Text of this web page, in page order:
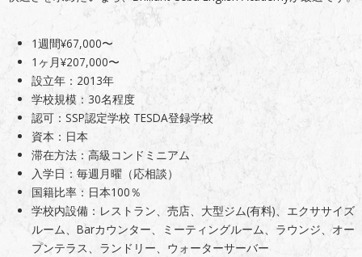
1週間¥67,000〜
1ヶ月¥207,000〜
設立年：2013年
学校規模：30名程度
認可：SSP認定学校 TESDA登録学校
資本：日本
滞在方法：高級コンドミニアム
入学日：毎週月曜（応相談）
国籍比率：日本100％
学校内設備：レストラン、売店、大型ジム(有料)、エクササイズ
ルーム、Barカウンター、ミーティングルーム、ラウンジ、オー
プンテラス、ランドリー、ウォーターサーバー